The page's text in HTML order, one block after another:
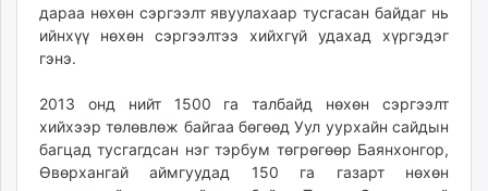
urlag.mn
unen.mn
asu.mn
shudarga.mn
shuurhai.mn
unuudur.mn
isee.mn
дараа нөхөн сэргээлт явуулахаар тусгасан байдаг нь
ийнхүү нөхөн сэргээлтээ хийхгүй удахад хүргэдэг
гэнэ.
2013 онд нийт 1500 га талбайд нөхөн сэргээлт
хийхээр төлөвлөж байгаа бөгөөд Уул уурхайн сайдын
багцад тусгагдсан нэг тэрбум төгрөгөөр Баянхонгор,
Өвөрхангай аймгуудад 150 га газарт нөхөн